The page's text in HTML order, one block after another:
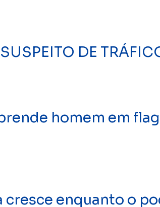
DE
homem em
enquanto o